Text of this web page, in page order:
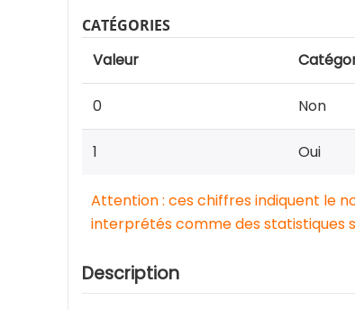
CATÉGORIES
Valeur
0 Non
1 Oui
Attention : ces chiffres indiquent le
interprétés comme des statistiques
Description